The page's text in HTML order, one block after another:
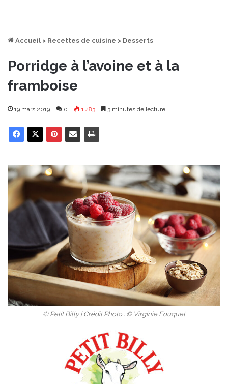
Accueil > Recettes de cuisine > Desserts
Porridge à l’avoine et à la
framboise
19 mars 2019 0 1 483 3 minutes de lecture
© Petit Billy | Crédit Photo : © Virginie Fouquet